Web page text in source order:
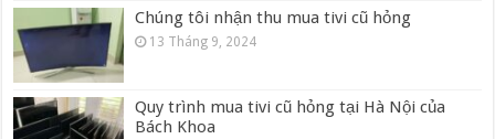
Chúng tôi nhận thu mua tivi cũ hỏng
13 Tháng 9, 2024
Quy trình mua tivi cũ hỏng tại Hà Nội của
Bách Khoa